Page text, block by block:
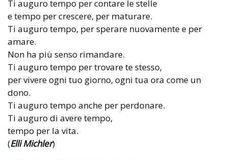
Ti auguro tempo per contare le stelle
e tempo per crescere, per maturare.
Ti auguro tempo, per sperare nuovamente e per
amare.
Non ha più senso rimandare.
Ti auguro tempo per trovare te stesso,
per vivere ogni tuo giorno, ogni tua ora come un
dono.
Ti auguro tempo anche per perdonare.
Ti auguro di avere tempo,
tempo per la vita.
(Elli Michler)